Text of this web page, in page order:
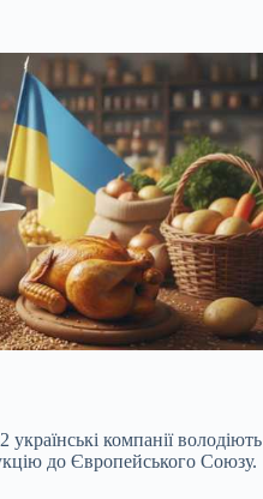
українські компанії володіють
до Європейського Союзу.